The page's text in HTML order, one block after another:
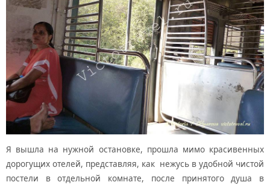
Я вышла на нужной остановке, прошла мимо красивенных
дорогущих отелей, представляя, как нежусь в удобной чистой
постели в отдельной комнате, после принятого душа в